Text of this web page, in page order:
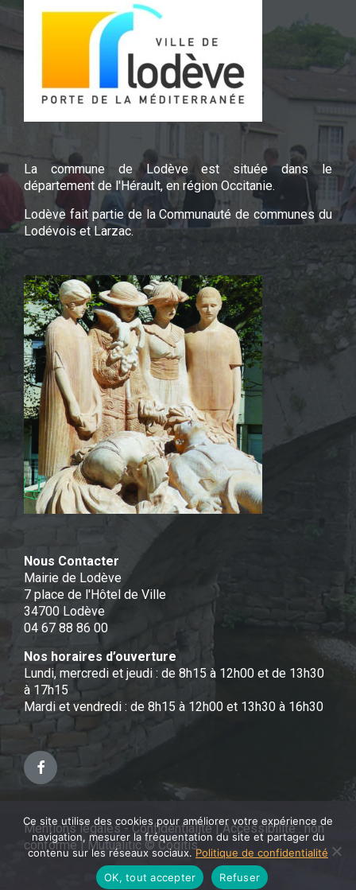
La commune de Lodève est située dans le
département de l'Hérault, en région Occitanie.
Lodève fait partie de la Communauté de communes du
Lodévois et Larzac.
Nous Contacter
Mairie de Lodève
7 place de l'Hôtel de Ville
34700 Lodève
04 67 88 86 00
Nos horaires d’ouverture
Lundi, mercredi et jeudi : de 8h15 à 12h00 et de 13h30
à 17h15
Mardi et vendredi : de 8h15 à 12h00 et 13h30 à 16h30
Facebook
Mentions légales - Confidentialité|Accessibilité : non
conforme| Mutualitic © Cogitis
Ce site utilise des cookies pour améliorer votre expérience de
navigation, mesurer la fréquentation du site et partager du
contenu sur les réseaux sociaux.Politique de confidentialité
OK, tout accepter
Refuser